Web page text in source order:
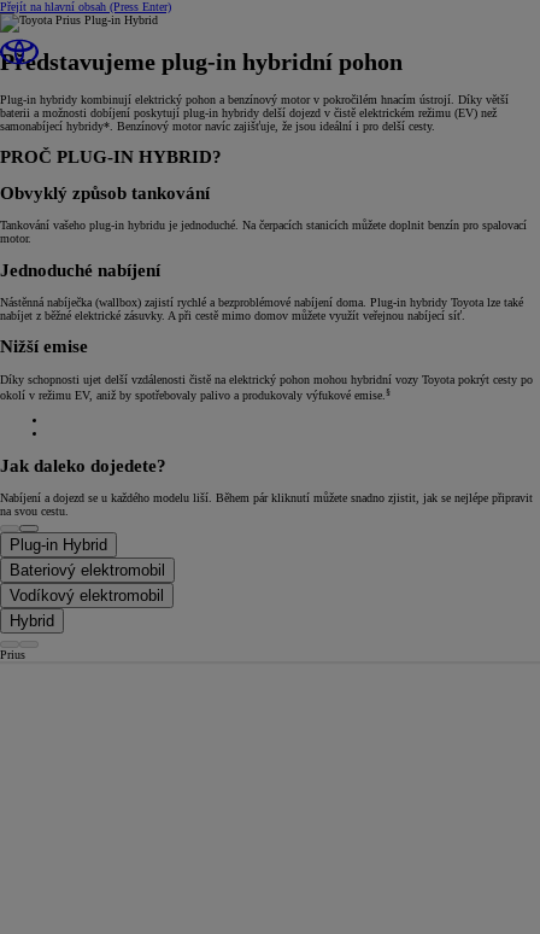
Přejít na hlavní obsah (Press Enter)
Představujeme plug-in hybridní pohon
Plug-in hybridy kombinují elektrický pohon a benzínový motor v pokročilém hnacím ústrojí. Díky větší
baterii a možnosti dobíjení poskytují plug-in hybridy delší dojezd v čistě elektrickém režimu (EV) než
samonabíjecí hybridy*. Benzínový motor navíc zajišťuje, že jsou ideální i pro delší cesty.
PROČ PLUG-IN HYBRID?
Obvyklý způsob tankování
Tankování vašeho plug-in hybridu je jednoduché. Na čerpacích stanicích můžete doplnit benzín pro spalovací
motor.
Jednoduché nabíjení
Nástěnná nabíječka (wallbox) zajistí rychlé a bezproblémové nabíjení doma. Plug-in hybridy Toyota lze také
nabíjet z běžné elektrické zásuvky. A při cestě mimo domov můžete využít veřejnou nabíjecí síť.
Nižší emise
Díky schopnosti ujet delší vzdálenosti čistě na elektrický pohon mohou hybridní vozy Toyota pokrýt cesty po
okolí v režimu EV, aniž by spotřebovaly palivo a produkovaly výfukové emise. §
Jak daleko dojedete?
Nabíjení a dojezd se u každého modelu liší. Během pár kliknutí můžete snadno zjistit, jak se nejlépe připravit
na svou cestu.
Plug-in Hybrid
Bateriový elektromobil
Vodíkový elektromobil
Hybrid
Prius